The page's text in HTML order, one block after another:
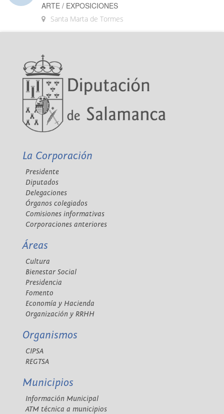
ARTE / EXPOSICIONES
Santa Marta de Tormes
La Corporación
Presidente
Diputados
Delegaciones
Órganos colegiados
Comisiones informativas
Corporaciones anteriores
Áreas
Cultura
Bienestar Social
Presidencia
Fomento
Economía y Hacienda
Organización y RRHH
Organismos
CIPSA
REGTSA
Municipios
Información Municipal
ATM técnica a municipios